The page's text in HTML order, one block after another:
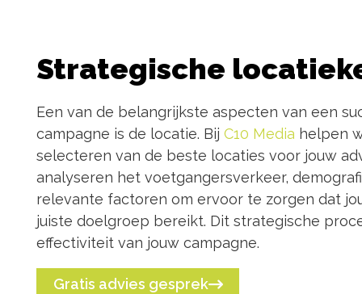
Strategische
Een van de belangrijkste aspecten van een
campagne is de locatie. Bij C10 Media helpen
selecteren van de beste locaties voor jouw
analyseren het voetgangersverkeer,
relevante factoren om ervoor te zorgen dat
juiste doelgroep bereikt. Dit strategische
effectiviteit van jouw campagne.
Gratis advies gesprek